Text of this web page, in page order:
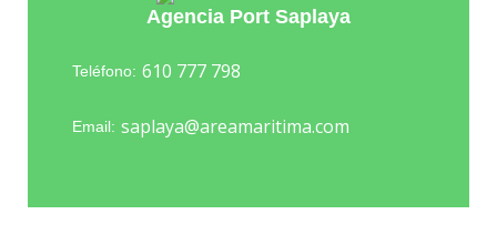
Agencia Port Saplaya
Teléfono: 610 777 798
Email: saplaya@areamaritima.com